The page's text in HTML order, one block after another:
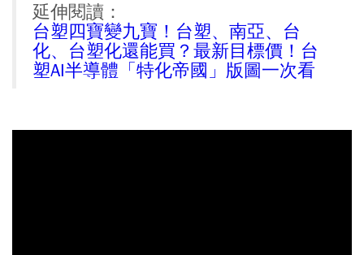
延伸閱讀：
台塑四寶變九寶！台塑、南亞、台
化、台塑化還能買？最新目標價！台
塑AI半導體「特化帝國」版圖一次看